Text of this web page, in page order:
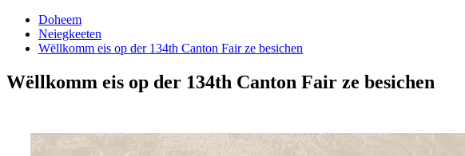
Doheem
Neiegkeeten
Wëllkomm eis op der 134th Canton Fair ze besichen
Wëllkomm eis op der 134th Canton Fair ze besichen